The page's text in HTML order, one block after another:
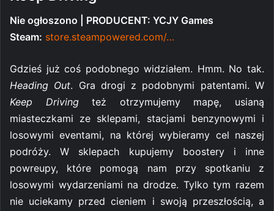
Nie ogłoszono | PRODUCENT: YCJY Games
Steam: store.steampowered.com/…
Gdzieś już coś podobnego widziałem. Hmm. No tak.
Heading Out. Gra drogi z podobnymi patentami. W
Keep Drivingteż otrzymujemy mapę, usianą
miasteczkami ze sklepami, stacjami benzynowymi i
losowymi eventami, na której wybieramy cel naszej
podróży. W sklepach kupujemy boostery i inne
powreupy, które pomogą nam przy spotkaniu z
losowymi wydarzeniami na drodze. Tylko tym razem
nie uciekamy przed cieniem i swoją przeszłością, a